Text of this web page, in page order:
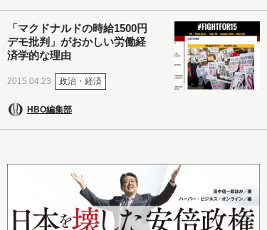
「マクドナルドの時給1500円
デモ批判」がおかしい労働経
済学的な理由
2015.04.23 政治・経済
HBO編集部